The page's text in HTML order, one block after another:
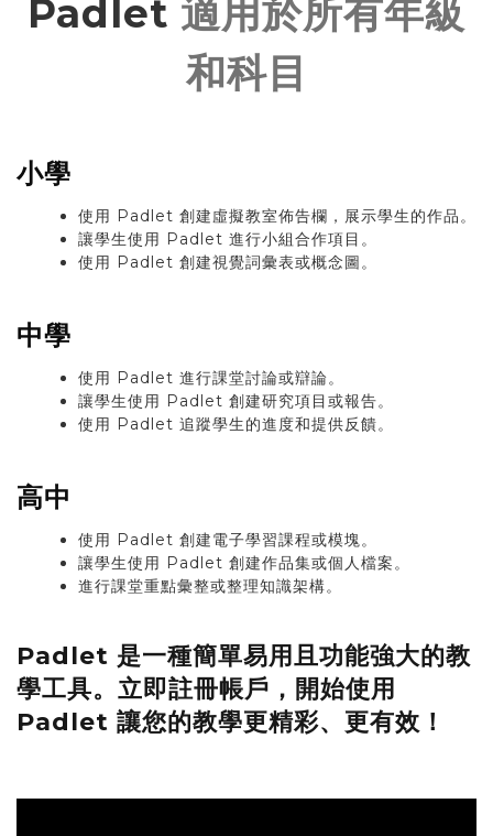
Padlet 適用於所有年級
和科目
小學
使用 Padlet 創建虛擬教室佈告欄，展示學生的作品。
讓學生使用 Padlet 進行小組合作項目。
使用 Padlet 創建視覺詞彙表或概念圖。
中學
​使用 Padlet 進行課堂討論或辯論。
讓學生使用 Padlet 創建研究項目或報告。
使用 Padlet 追蹤學生的進度和提供反饋。
高中
​使用 Padlet 創建電子學習課程或模塊。
讓學生使用 Padlet 創建作品集或個人檔案。
進行課堂重點彙整或整理知識架構。
Padlet 是一種簡單易用且功能強大的教
學工具。立即註冊帳戶，開始使用
Padlet 讓您的教學更精彩、更有效！